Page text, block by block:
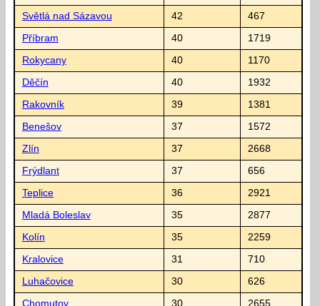
Světlá nad Sázavou 42 467
Příbram 40 1719
Rokycany 40 1170
Děčín 40 1932
Rakovník 39 1381
Benešov 37 1572
Zlín 37 2668
Frýdlant 37 656
Teplice 36 2921
Mladá Boleslav 35 2877
Kolín 35 2259
Kralovice 31 710
Luhačovice 30 626
Chomutov 30 2655